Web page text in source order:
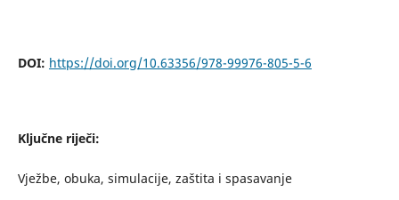
DOI: https://doi.org/10.63356/978-99976-805-5-6
Ključne riječi:
Vježbe, obuka, simulacije, zaštita i spasavanje